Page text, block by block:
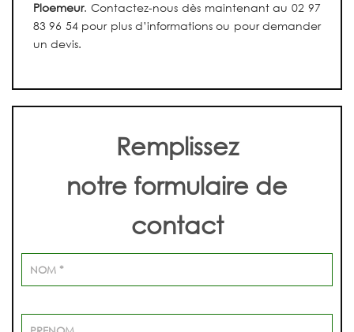
Ploemeur. Contactez-nous dès maintenant au 02 97
83 96 54 pour plus d’informations ou pour demander
un devis.
Remplissez
notre formulaire de
contact